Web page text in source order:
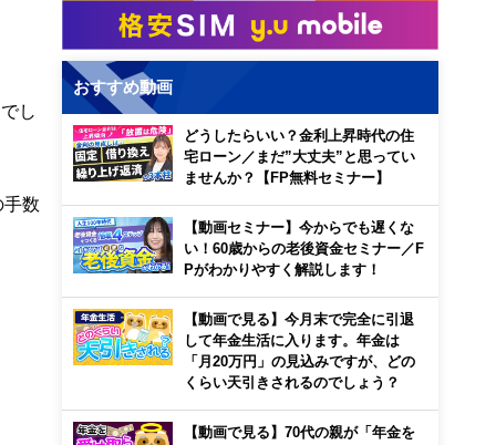
し
手数
おすすめ動画
どうしたらいい？金利上昇時代の住
宅ローン／まだ”大丈夫”と思ってい
ませんか？【FP無料セミナー】
【動画セミナー】今からでも遅くな
い！60歳からの老後資金セミナー／F
Pがわかりやすく解説します！
【動画で見る】今月末で完全に引退
して年金生活に入ります。年金は
「月20万円」の見込みですが、どの
くらい天引きされるのでしょう？
【動画で見る】70代の親が「年金を